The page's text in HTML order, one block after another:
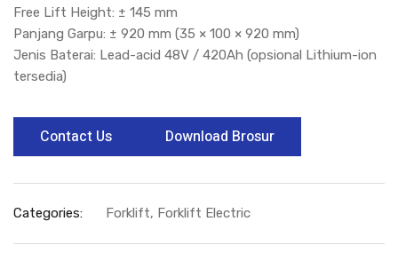
Free Lift Height: ± 145 mm
Panjang Garpu: ± 920 mm (35 × 100 × 920 mm)
Jenis Baterai: Lead-acid 48V / 420Ah (opsional Lithium-ion
tersedia)
Contact Us Download Brosur
Categories: Forklift, Forklift Electric